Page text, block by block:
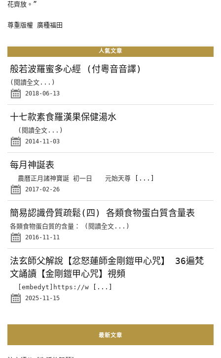
花齊放。”
尊重版權 廣種福田
人氣文章
般若波羅蜜多心經 (付粵音音譯)
(閱讀全文...)
2018-06-13
十七款素食羅漢果保健湯水
(閱讀全文...)
2014-11-03
每月神誕表
農曆正月諸神寶誕 初一日 元始天尊 [...]
2017-02-26
簡易認識骨質疏鬆(四) 各類食物蛋白質含量表
各類食物蛋白質的含量： (閱讀全文...)
2016-11-11
法玄師父解說【忿怒蓮師金剛鎧甲心咒】 36遍梵
文誦讀【金剛鎧甲心咒】視頻
[embedyt]https://w [...]
2025-11-15
最新文章